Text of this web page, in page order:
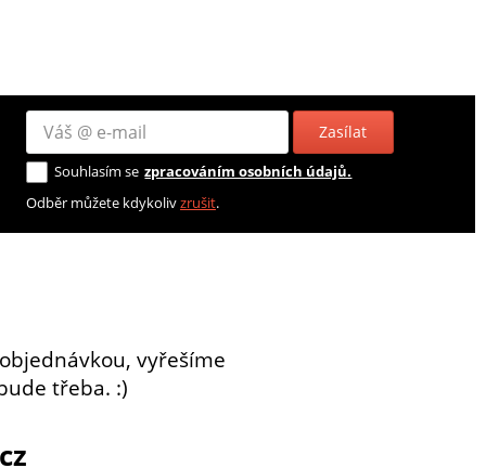
Zasílat
Souhlasím se zpracováním osobních údajů.
Odběr můžete kdykolivzrušit.
vyřešíme
třeba. :)